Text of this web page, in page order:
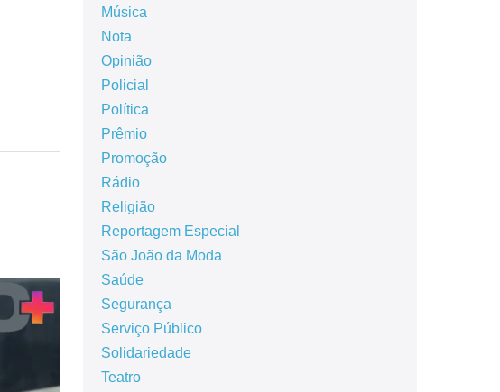
Música
Nota
Opinião
Policial
Política
Prêmio
Promoção
Rádio
Religião
Reportagem Especial
São João da Moda
Saúde
Segurança
Serviço Público
Solidariedade
Teatro